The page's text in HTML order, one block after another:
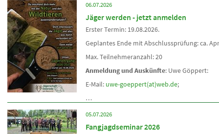
06.07.2026
Jäger werden - jetzt anmelden
Erster Termin: 19.08.2026.
Geplantes Ende mit Abschlussprüfung: ca.
Max. Teilnehmeranzahl: 20
Anmeldung und Auskünfte: Uwe Göppert:
E-Mail: uwe-goeppert(at)web.de;
…
05.07.2026
Fangjagdseminar 2026